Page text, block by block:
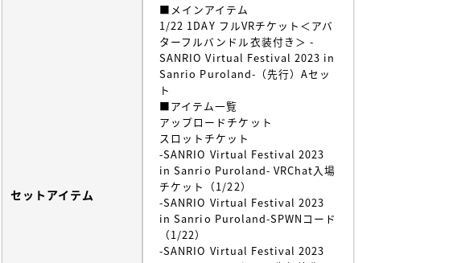
セットアイテム
■メインアイテム
1/22 1DAY フルVRチケット＜アバ
ターフルバンドル衣装付き＞ -
SANRIO Virtual Festival 2023 in
Sanrio Puroland-（先行）Aセッ
ト
■アイテム一覧
アップロードチケット
スロットチケット
-SANRIO Virtual Festival 2023
in Sanrio Puroland- VRChat入場
チケット（1/22）
-SANRIO Virtual Festival 2023
in Sanrio Puroland-SPWNコード
（1/22）
-SANRIO Virtual Festival 2023